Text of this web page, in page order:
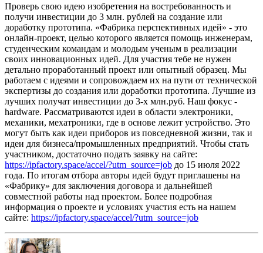
Проверь свою идею изобретения на востребованность и
получи инвестиции до 3 млн. рублей на создание или
доработку прототипа. «Фабрика перспективных идей» - это
онлайн-проект, целью которого является помощь инженерам,
студенческим командам и молодым ученым в реализации
своих инновационных идей. Для участия тебе не нужен
детально проработанный проект или опытный образец. Мы
работаем с идеями и сопровождаем их на пути от технической
экспертизы до создания или доработки прототипа. Лучшие из
лучших получат инвестиции до 3-х млн.руб. Наш фокус -
hardware. Рассматриваются идеи в области электроники,
механики, мехатроники, где в основе лежит устройство. Это
могут быть как идеи приборов из повседневной жизни, так и
идеи для бизнеса/промышленных предприятий. Чтобы стать
участником, достаточно подать заявку на сайте:
https://ipfactory.space/accel/?utm_source=job до 15 июля 2022
года. По итогам отбора авторы идей будут приглашены на
«Фабрику» для заключения договора и дальнейшей
совместной работы над проектом. Более подробная
информация о проекте и условиях участия есть на нашем
сайте: https://ipfactory.space/accel/?utm_source=job